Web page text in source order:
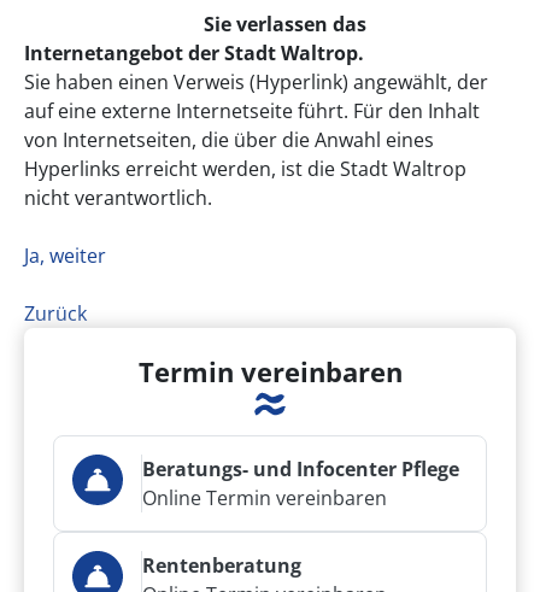
Sie verlassen das
Internetangebot der Stadt Waltrop.
Sie haben einen Verweis (Hyperlink) angewählt, der
auf eine externe Internetseite führt. Für den Inhalt
von Internetseiten, die über die Anwahl eines
Hyperlinks erreicht werden, ist die Stadt Waltrop
nicht verantwortlich.
Ja, weiter
Zurück
Termin vereinbaren
Beratungs- und Infocenter Pflege
Online Termin vereinbaren
Rentenberatung